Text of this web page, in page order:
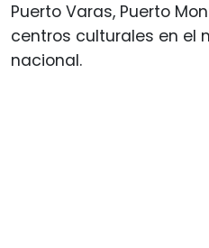
Puerto Varas, Puerto
centros culturales en el
nacional.